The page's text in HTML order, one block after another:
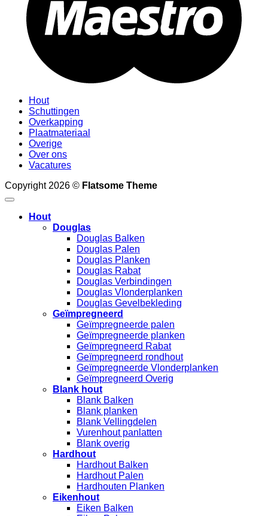
Hout
Schuttingen
Overkapping
Plaatmateriaal
Overige
Over ons
Vacatures
Copyright 2026 © Flatsome Theme
Hout
Douglas
Douglas Balken
Douglas Palen
Douglas Planken
Douglas Rabat
Douglas Verbindingen
Douglas Vlonderplanken
Douglas Gevelbekleding
Geïmpregneerd
Geïmpregneerde palen
Geïmpregneerde planken
Geïmpregneerd Rabat
Geïmpregneerd rondhout
Geïmpregneerde Vlonderplanken
Geïmpregneerd Overig
Blank hout
Blank Balken
Blank planken
Blank Vellingdelen
Vurenhout panlatten
Blank overig
Hardhout
Hardhout Balken
Hardhout Palen
Hardhouten Planken
Eikenhout
Eiken Balken